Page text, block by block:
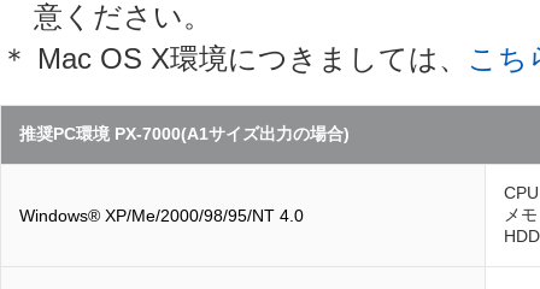
意ください。
＊ Mac OS X環境につきましては、 こち
推奨PC環境 PX-7000(A1サイズ出力の場合)
Windows® XP/Me/2000/98/95/NT 4.0
メ